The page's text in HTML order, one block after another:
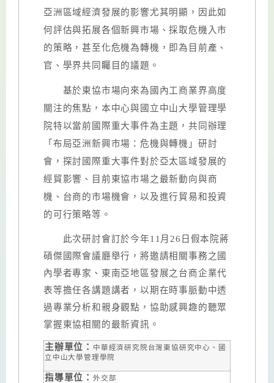
亞洲區域經濟發展的影響尤其明顯，因此如
何評估與拓展各個新興市場、採取危機入市
的策略，甚至化危機為轉機，即為目前產、
官、學界共同矚目的議題。
基於東協市場向來為國內工商業界高度
關注的焦點，本中心與國立中山大學管理學
院特以當前國際重大事件為主題，共同辦理
「布局亞洲新興市場：危機與轉機」研討
會，探討國際重大事件對於亞太區域發展的
經貿影響、目前東協市場之最新動向與商
機、台商的市場機會，以及進行貿易和投資
的可行策略等。
此次研討會訂於今年11 月 26 日假本院蔣
碩傑國際會議廳舉行，將邀請相關事務之國
內學者專家、東南亞地區發展之台商企業代
表等擔任各講題講者，以期在時事脈動中透
過專業分析和親身觀點，協助感興趣的聽眾
掌握東協相關的最新資訊。
主辦單位：
中華經濟研究院台灣東協研究中心、國
立中山大學管理學院
指導單位： 外交部